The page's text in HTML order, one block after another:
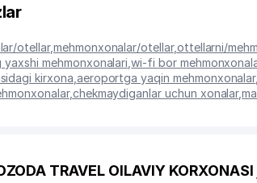
otellar,mehmonxonalar/otellar,ottellarni/
yaxshi mehmonxonalari ,wi-fi bor
kirxona aeroportga yaqin mehmonxonalar
,chekmaydiganlar uchun xonalar,
TRAVEL OILAVIY